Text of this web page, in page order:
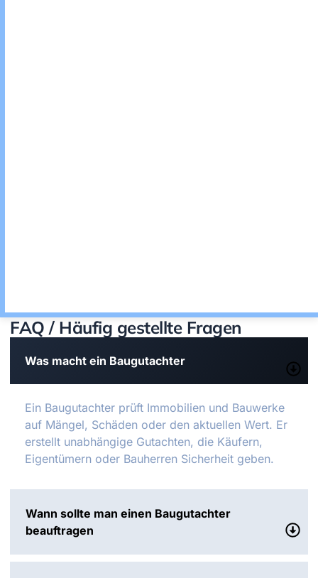
FAQ / Häufig gestellte Fragen
Was macht ein Baugutachter
Ein Baugutachter prüft Immobilien und Bauwerke
auf Mängel, Schäden oder den aktuellen Wert. Er
erstellt unabhängige Gutachten, die Käufern,
Eigentümern oder Bauherren Sicherheit geben.
Wann sollte man einen Baugutachter
beauftragen